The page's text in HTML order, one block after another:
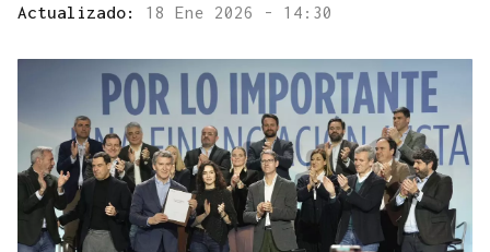
Actualizado: 18 Ene 2026 - 14:30